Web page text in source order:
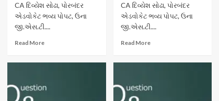
CA દિવ્યેશ સોઢા, પોરબંદર
એડવોકેટ ભવ્ય પોપટ, ઉના
જી.એસ.ટી....
Read More
CA દિવ્યેશ સોઢા, પોરબંદર
એડવોકેટ ભવ્ય પોપટ, ઉના
જી.એસ.ટી....
Read More